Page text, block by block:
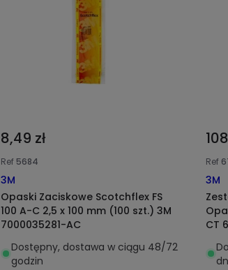
8,49 zł
Ref 5684
3M
Opaski Zaciskowe Scotchflex FS
100 A-C 2,5 x 100 mm (100 szt.) 3M
7000035281-AC
Dostępny, dostawa w ciągu 48/72
godzin
Ref
3M
CT